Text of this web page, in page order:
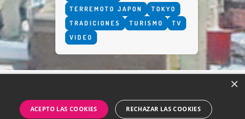
TERREMOTO JAPON
TOKYO
TRADICIONES
TURISMO
TV
VIDEO
×
ACEPTO LAS COOKIES RECHAZAR LAS COOKIES